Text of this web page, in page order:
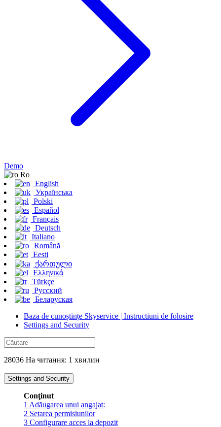
Demo
Ro
English
Українська
Polski
Español
Français
Deutsch
Italiano
Română
Eesti
ქართული
Ελληνικά
Türkçe
Русский
Беларуская
Baza de cunoștințe Skyservice | Instructiuni de folosire
Settings and Security
28036 На читання: 1 хвилин
Settings and Security
Conţinut
1 Adăugarea unui angajat:
2 Setarea permisiunilor
3 Configurare acces la depozit